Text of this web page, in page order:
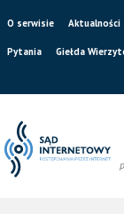
O serwisie Aktualności
Pytania
Giełda